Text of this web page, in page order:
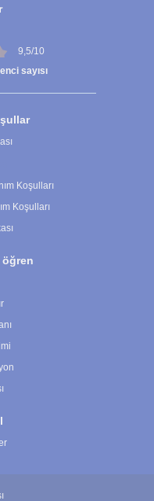
9,5/10
sayısı
Koşulları
Koşulları
öğren